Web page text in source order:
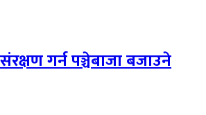
गर्न पञ्चेबाजा बजाउने